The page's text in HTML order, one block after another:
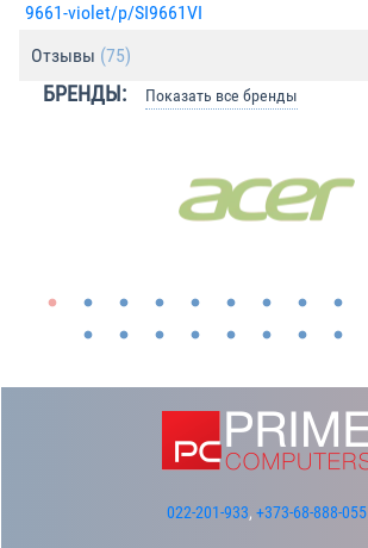
9661-violet/p/SI9661VI
Отзывы (75)
БРЕНДЫ: Показать все бренды
022-201-933, +373-68-888-055